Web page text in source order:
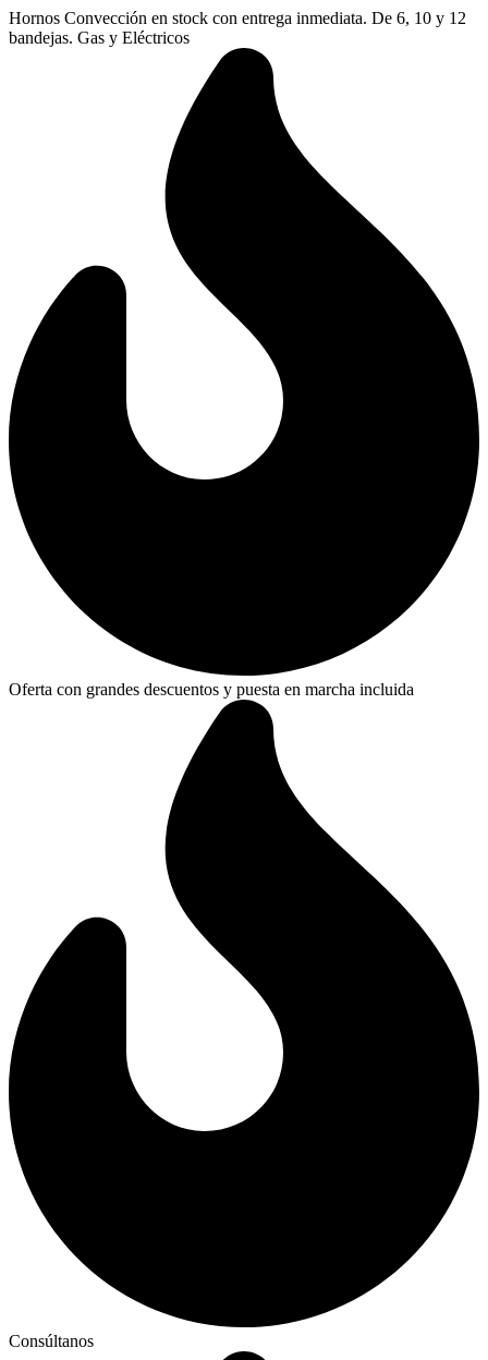
Ir
al
Hornos Convección en stock con entrega inmediata. De 6, 10 y 12
bandejas. Gas y Eléctricos
Oferta con grandes descuentos y puesta en marcha incluida
Consúltanos